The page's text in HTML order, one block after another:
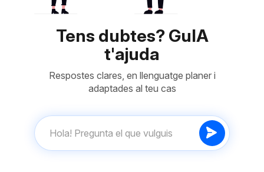
Tens dubtes? GuIA
t'ajuda
Respostes clares, en llenguatge planer i
adaptades al teu cas